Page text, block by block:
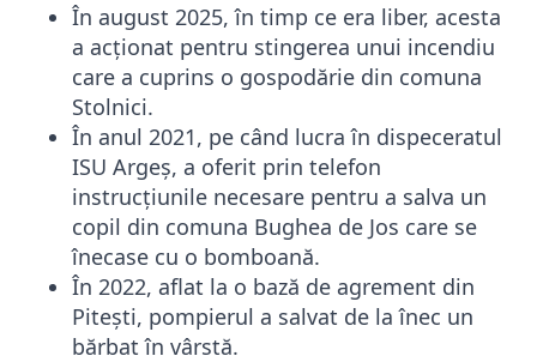
În august 2025, în timp ce era liber, acesta
a acționat pentru stingerea unui incendiu
care a cuprins o gospodărie din comuna
Stolnici.
În anul 2021, pe când lucra în dispeceratul
ISU Argeș, a oferit prin telefon
instrucțiunile necesare pentru a salva un
copil din comuna Bughea de Jos care se
înecase cu o bomboană.
În 2022, aflat la o bază de agrement din
Pitești, pompierul a salvat de la înec un
bărbat în vârstă.